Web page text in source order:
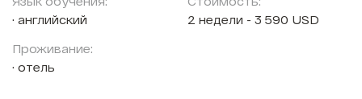
английский
Проживание:
отель
2 недели - 3 590 USD